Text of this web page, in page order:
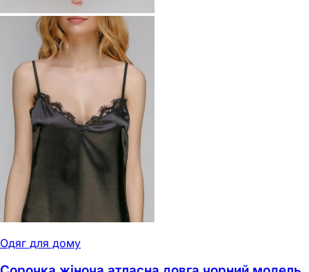
Одяг для дому